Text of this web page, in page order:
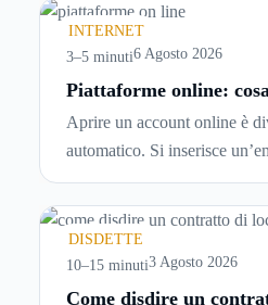
INTERNET
3–5 minuti6 Agosto 2026
Piattaforme online:
prima di iscriversi e
tempo reale
Aprire un account online è
automatico. Si inserisce
password, si accetta una
leggerle davvero. Tutto
spesso senza che ci si fermi a
entrando.
DISDETTE
10–15 minuti3 Agosto 2026
Come disdire un